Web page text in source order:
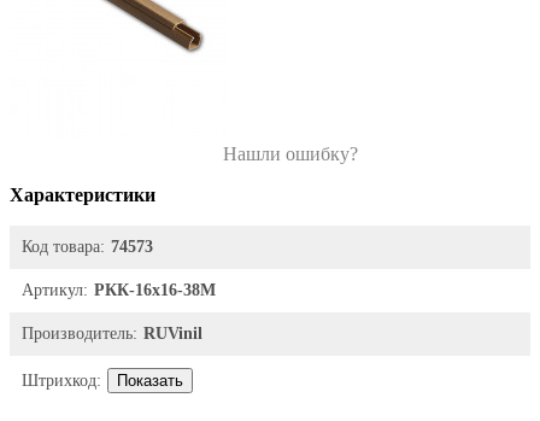
Нашли ошибку?
Характеристики
Код товара: 74573
Артикул: РКК-16х16-38М
Производитель: RUVinil
Штрихкод: Показать